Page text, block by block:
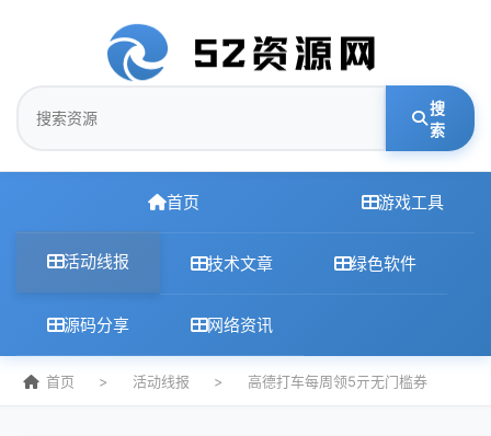
搜
索
首页 游戏工具
活动线报 技术文章 绿色软件
源码分享 网络资讯
首页 > 活动线报 > 高德打车每周领5亓无门槛券